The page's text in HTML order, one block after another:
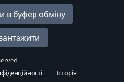
в буфер обміну
Історія